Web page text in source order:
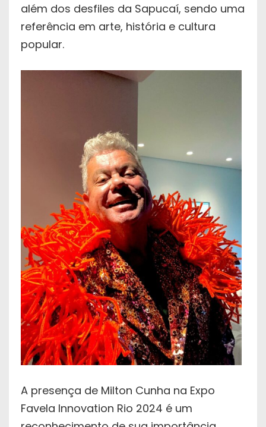
além dos desfiles da Sapucaí, sendo uma
referência em arte, história e cultura
popular.
A presença de Milton Cunha na Expo
Favela Innovation Rio 2024 é um